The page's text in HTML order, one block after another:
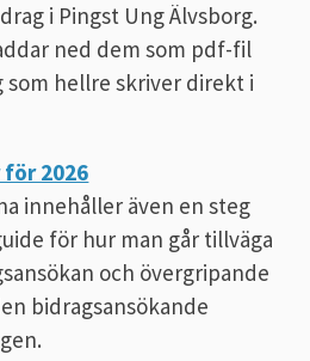
i Pingst Ung Älvsborg.
ned dem som pdf-fil
hellre skriver direkt i
2026
innehåller även en steg
för hur man går tillväga
och övergripande
bidragsansökande